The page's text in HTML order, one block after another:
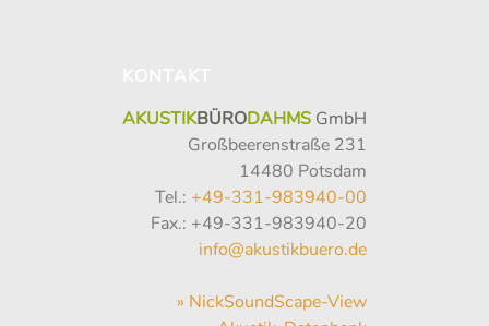
AKUSTIKBÜRODAHMS GmbH
Großbeerenstraße 231
14480 Potsdam
Tel.: +49-331-983940-00
Fax.: +49-331-983940-20
info@akustikbuero.de
» NickSoundScape-View